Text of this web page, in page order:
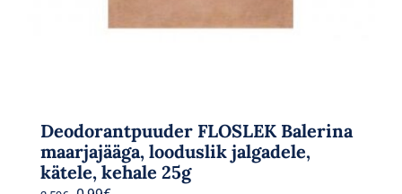
Deodorantpuuder FLOSLEK Balerina
maarjajääga, looduslik jalgadele,
kätele, kehale 25g